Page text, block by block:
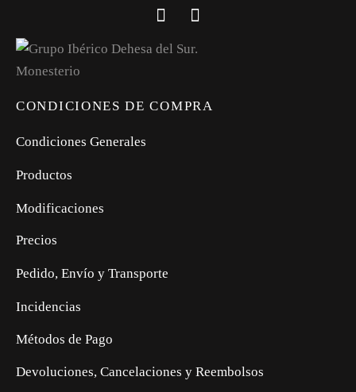
CONDICIONES DE COMPRA
Condiciones Generales
Productos
Modificaciones
Precios
Pedido, Envío y Transporte
Incidencias
Métodos de Pago
Devoluciones, Cancelaciones y Reembolsos